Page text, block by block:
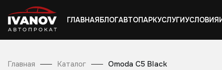
ГЛАВНАЯБЛОГАВТОПАРКУСЛУГИУСЛОВИЯ
Главная Каталог Omoda C5 Black